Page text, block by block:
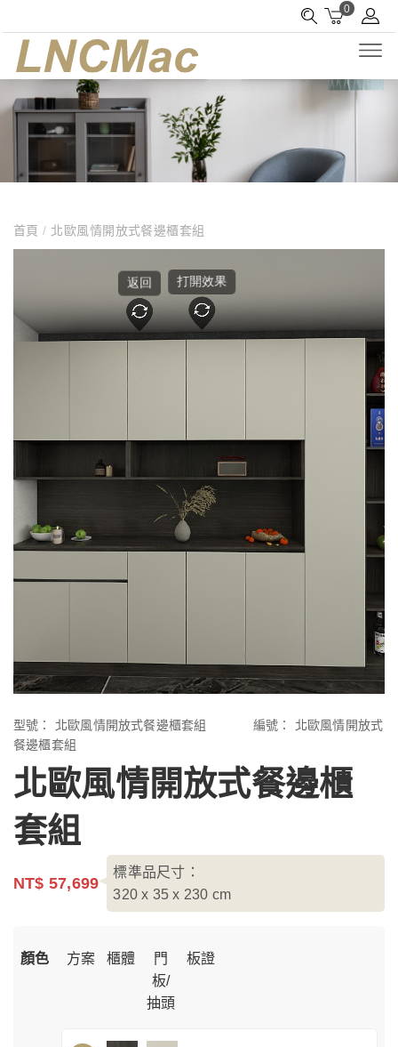
0
首頁/ 北歐風情開放式餐邊櫃套組
型號： 北歐風情開放式餐邊櫃套組 編號： 北歐風情開放式
餐邊櫃套組
北歐風情開放式餐邊櫃
套組
NT$ 57,699
標準品尺寸：
320 x 35 x 230 cm
顏色 方案 櫃體
門
板/
抽頭
板證